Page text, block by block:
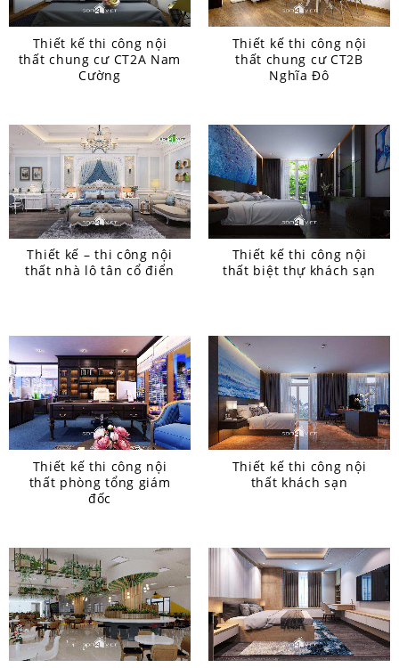
Thiết kế thi công nội
thất chung cư CT2A Nam
Cường
Thiết kế thi công nội
thất chung cư CT2B
Nghĩa Đô
Thiết kế – thi công nội
thất nhà lô tân cổ điển
Thiết kế thi công nội
thất biệt thự khách sạn
Thiết kế thi công nội
thất phòng tổng giám
đốc
Thiết kế thi công nội
thất khách sạn